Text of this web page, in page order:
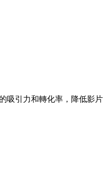
吸引力和轉化率，降低影片